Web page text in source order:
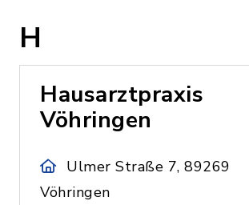
H
Hausarztpraxis
Vöhringen
Ulmer Straße 7, 89269
Vöhringen